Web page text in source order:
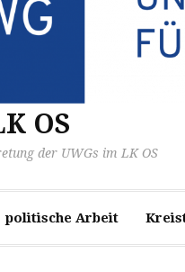
OS
der UWGs im LK OS
politische Arbeit